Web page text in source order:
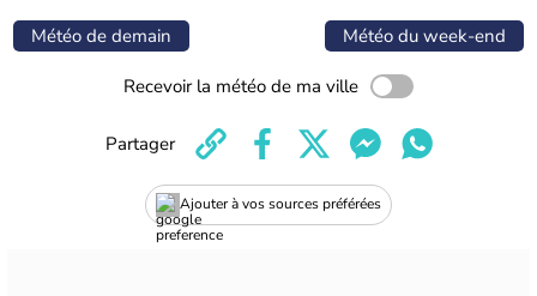
Météo de demain Météo du week-end
Recevoir la météo de ma ville
Ajouter à vos sources préférées
Partager